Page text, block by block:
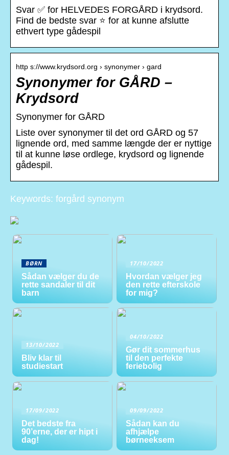
Svar ✅ for HELVEDES FORGÅRD i krydsord.
Find de bedste svar ⭐ for at kunne afslutte
ethvert type gådespil
http s://www.krydsord.org › synonymer › gard
Synonymer for GÅRD –
Krydsord
Synonymer for GÅRD
Liste over synonymer til det ord GÅRD og 57
lignende ord, med samme længde der er nyttige
til at kunne løse ordlege, krydsord og lignende
gådespil.
Keywords: forgård synonym
BØRN
Sådan vælger du de
rette sandaler til dit
barn
17/10/2022
Hvordan vælger jeg
den rette efterskole
for mig?
13/10/2022
Bliv klar til
studiestart
04/10/2022
Gør dit sommerhus
til den perfekte
feriebolig
17/09/2022
Det bedste fra
90’erne, der er hipt i
dag!
09/09/2022
Sådan kan du
afhjælpe
børneeksem